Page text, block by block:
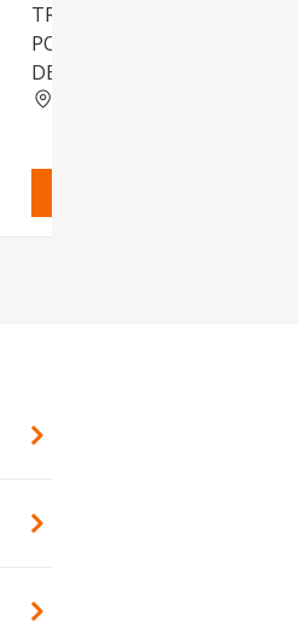
TRANSPORTE DE
POR CARRETERA, Y EL
DE CAMARAS FRIGORIFICAS.